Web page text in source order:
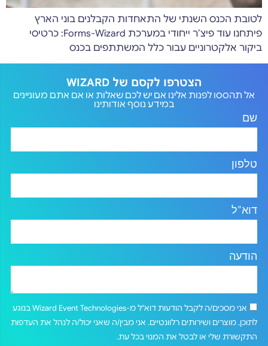
לטובת הכנס השנתי של התאחדות הקבלנים בוני הארץ
פיתחנו עוד פיצ’ר ייחודי במערכת Forms-Wizard: כרטיסי
ביקור אלקטרוניים עבור כלל המשתתפים בכנס
הצטרפו לקסם של WIZARD
אל תהססו לפנות אלינו אם יש לכם שאלות או אם אתם מעוניינים
במידע נוסף אודותינו
שם
טלפון
דוא"ל
הודעה
אני מסכים/ה לקבל הודעות דוא"ל מ-Wizard Event Technologies בנוגע
לתוכן, מוצרים ושירותים רלוונטיים. אני מבין/ה שאני יכול/ה לנהל את העדפות
התקשורת שלי או לבטל את המנוי בכל עת.